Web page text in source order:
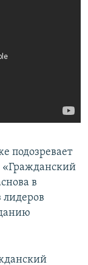
подозревает
«Гражданский
в
лидеров